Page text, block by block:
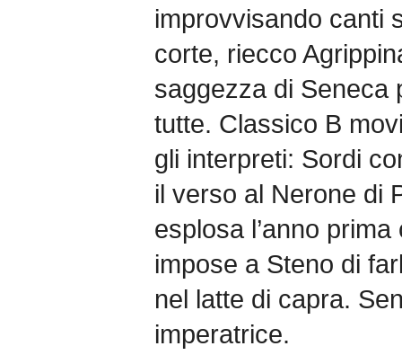
improvvisando canti
corte, riecco
saggezza di Seneca
tutte. Classico B
gli interpreti: Sordi
il verso al Nerone di
esplosa l’anno
impose a Steno di
nel latte di capra.
imperatrice.